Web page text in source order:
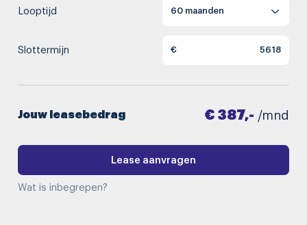
Looptijd
Slottermijn €
Jouw leasebedrag € 387,- /mnd
Lease aanvragen
Wat is inbegrepen?